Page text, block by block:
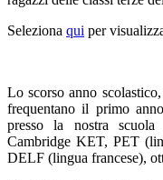
Seleziona qui per
Lo scorso anno
frequentano il primo
presso la nostra
Cambridge KET, PET
DELF (lingua francese),